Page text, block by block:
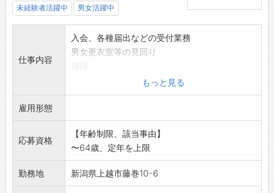
未経験者活躍中 男女活躍中
仕事内容
入会、各種届出などの受付業務
男女更衣室等の見回り
もっと見る
雇用形態
応募資格
【年齢制限、該当事由】
〜64歳、定年を上限
勤務地 新潟県上越市藤巻10-6